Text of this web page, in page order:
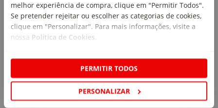
melhor experiência de compra, clique em "Permitir Todos".
Se pretender rejeitar ou escolher as categorias de cookies,
clique em "Personalizar". Para mais informações, visite a
nossa Política de Cookies.
PERMITIR TODOS
PERSONALIZAR